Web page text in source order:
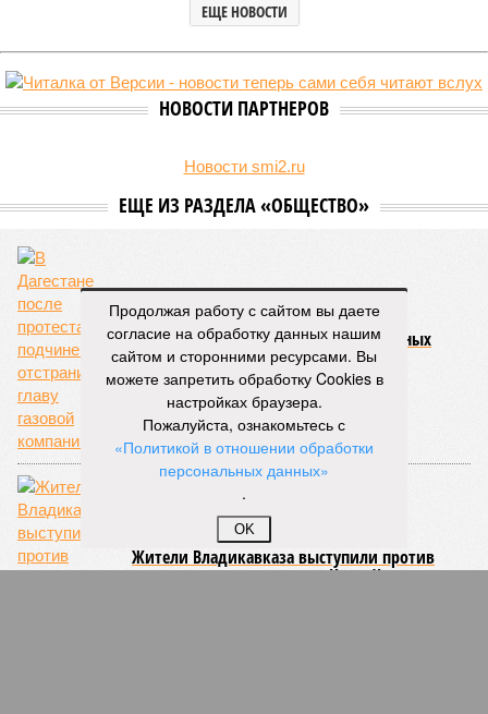
ЕЩЕ НОВОСТИ
НОВОСТИ ПАРТНЕРОВ
Новости smi2.ru
ЕЩЕ ИЗ РАЗДЕЛА «ОБЩЕСТВО»
В Дагестане после протеста подчиненных
отстранили главу газовой компании
Жители Владикавказа выступили против
переноса памятника поэту Коста Хетагурову
Продолжая работу с сайтом вы даете
согласие на обработку данных нашим
сайтом и сторонними ресурсами. Вы
можете запретить обработку Cookies в
настройках браузера.
Пожалуйста, ознакомьтесь с
«Политикой в отношении обработки
персональных данных»
.
OK